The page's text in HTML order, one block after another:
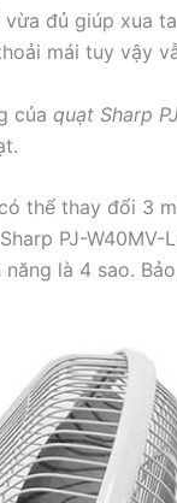
đủ giúp xua
mái tuy vậy
của quạt Sharp
thể thay đổi 3
PJ-
là 4 sao.